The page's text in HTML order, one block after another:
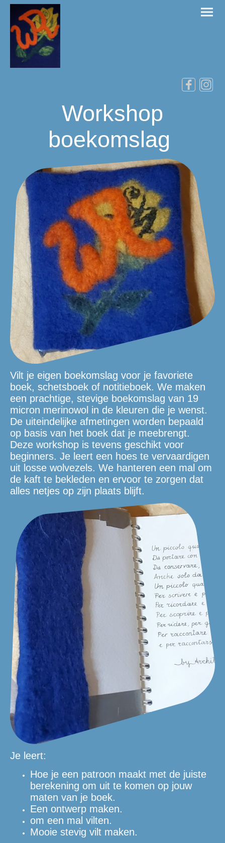
Workshop
boekomslag
Vilt je eigen boekomslag voor je favoriete
boek, schetsboek of notitieboek. We maken
een prachtige, stevige boekomslag van 19
micron merinowol in de kleuren die je wenst.
De uiteindelijke afmetingen worden bepaald
op basis van het boek dat je meebrengt.
Deze workshop is tevens geschikt voor
beginners. Je leert een hoes te vervaardigen
uit losse wolvezels. We hanteren een mal om
de kaft te bekleden en ervoor te zorgen dat
alles netjes op zijn plaats blijft.
Je leert:
Hoe je een patroon maakt met de juiste
berekening om uit te komen op jouw
maten van je boek.
Een ontwerp maken.
om een mal vilten.
Mooie stevig vilt maken.